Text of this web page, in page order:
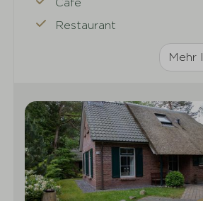
Restaurant
Mehr